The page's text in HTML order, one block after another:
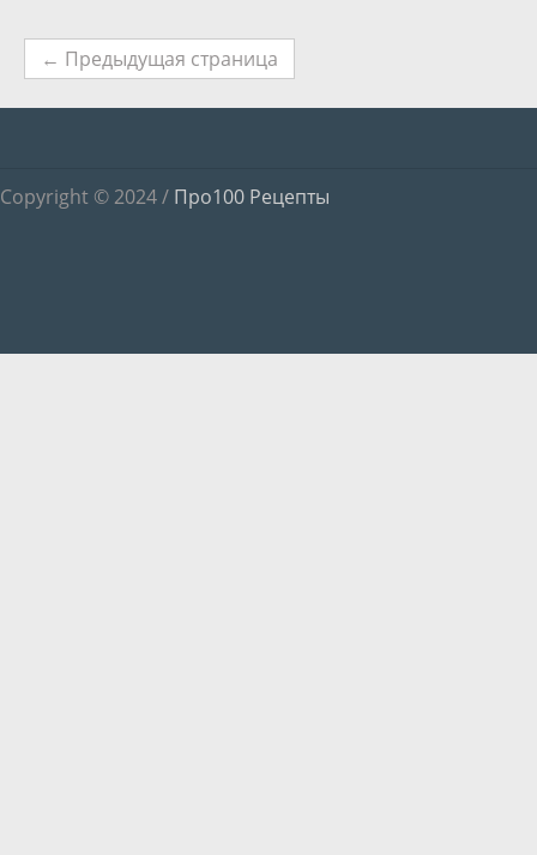
← Предыдущая страница
Copyright © 2024 / Про100 Рецепты